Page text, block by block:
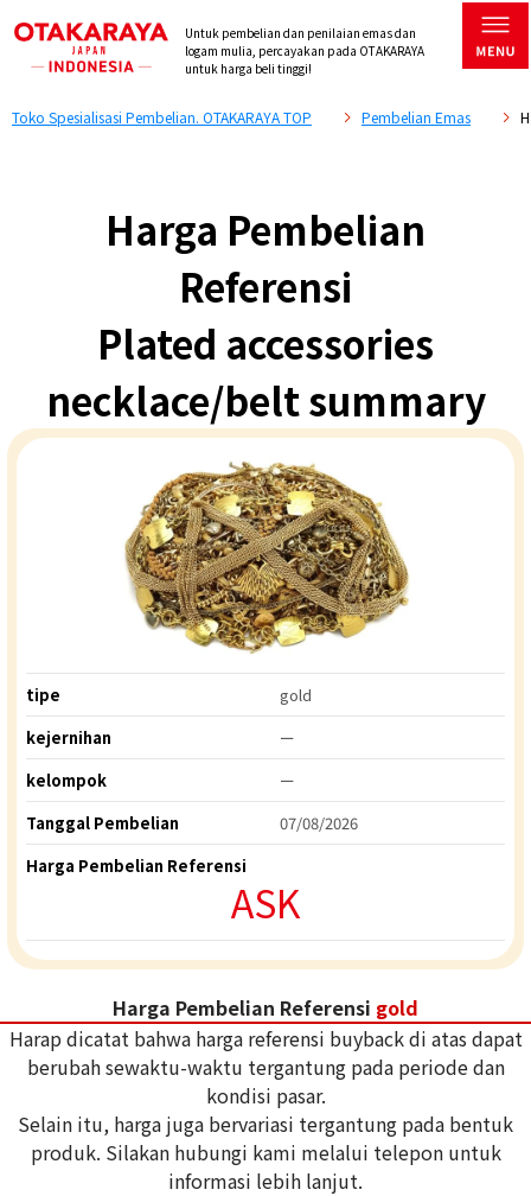
Untuk pembelian dan penilaian emas dan
logam mulia, percayakan pada OTAKARAYA
untuk harga beli tinggi!
Toko Spesialisasi Pembelian. OTAKARAYA TOP Pembelian Emas
Harga Pembelian
Referensi
Plated accessories
necklace/belt summary
tipe
gold
kejernihan
ー
kelompok
ー
Tanggal Pembelian
07/08/2026
Harga Pembelian Referensi
ASK
Harga Pembelian Referensi gold
Harap dicatat bahwa harga referensi buyback di atas dapat
berubah sewaktu-waktu tergantung pada periode dan
kondisi pasar.
Selain itu, harga juga bervariasi tergantung pada bentuk
produk. Silakan hubungi kami melalui telepon untuk
informasi lebih lanjut.